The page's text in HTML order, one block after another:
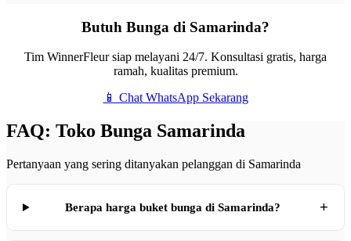
Butuh Bunga di Samarinda?
Tim WinnerFleur siap melayani 24/7. Konsultasi gratis, harga
ramah, kualitas premium.
📱 Chat WhatsApp Sekarang
FAQ: Toko Bunga Samarinda
Pertanyaan yang sering ditanyakan pelanggan di Samarinda
Berapa harga buket bunga di Samarinda? +